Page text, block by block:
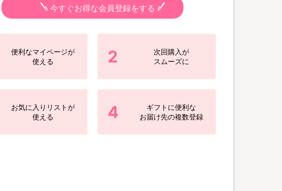
今すぐお得な会員登録をする
便利なマイページが
使える
2
次回購入が
スムーズに
お気に入りリストが
使える
4
ギフトに便利な
お届け先の複数登録